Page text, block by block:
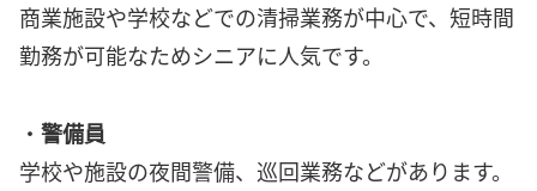
商業施設や学校などでの清掃業務が中心で、短時間
勤務が可能なためシニアに人気です。
・ 警備員
学校や施設の夜間警備、巡回業務などがあります。